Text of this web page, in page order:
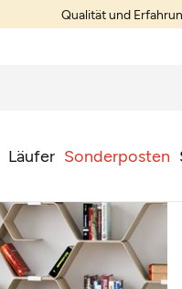
Qualität und
Läufer Sonderposten